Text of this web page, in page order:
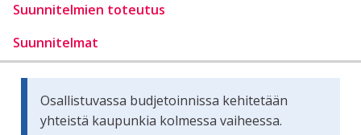
Suunnitelmien toteutus
Suunnitelmat
Osallistuvassa budjetoinnissa kehitetään
yhteistä kaupunkia kolmessa vaiheessa.